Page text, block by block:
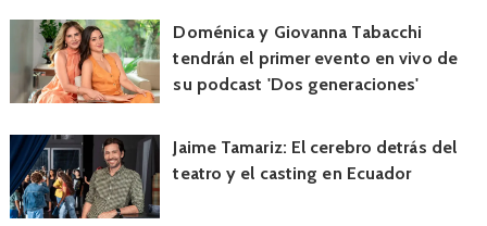
Doménica y Giovanna Tabacchi
tendrán el primer evento en vivo de
su podcast 'Dos generaciones'
Jaime Tamariz: El cerebro detrás del
teatro y el casting en Ecuador